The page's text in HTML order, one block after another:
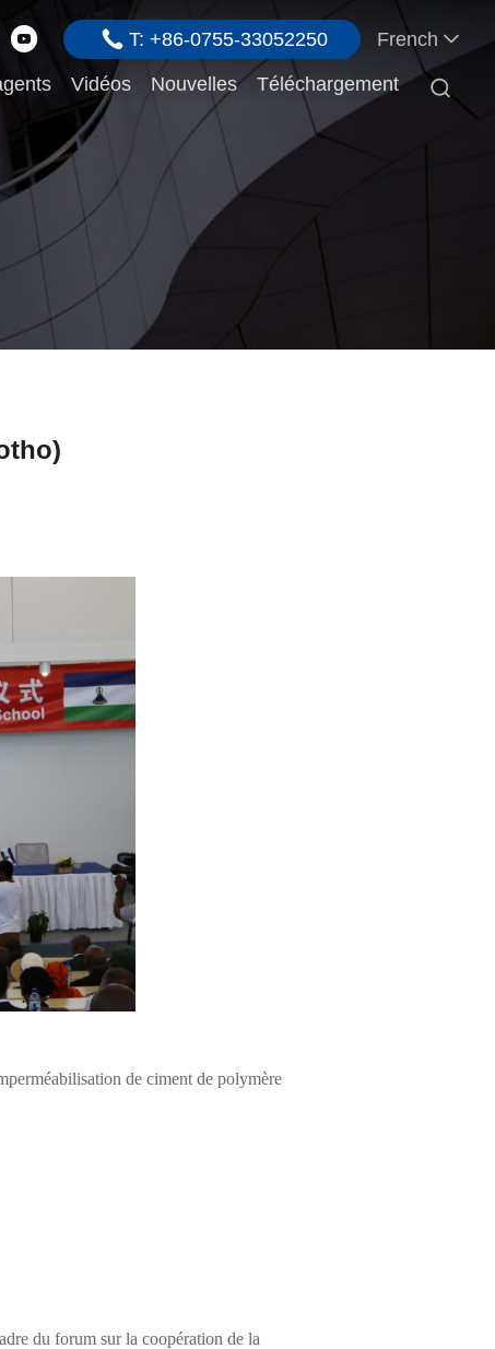
T: +86-0755-33052250 French
Vidéos Nouvelles Téléchargement 
de ciment de polymère
du forum sur la coopération de la